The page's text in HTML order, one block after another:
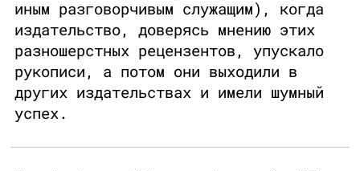
иным разговорчивым служащим), когда
издательство, доверясь мнению этих
разношерстных рецензентов, упускало
рукописи, а потом они выходили в
других издательствах и имели шумный
успех.